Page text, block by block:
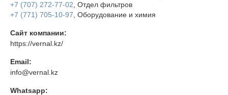
+7 (707) 272-77-02 , Отдел фильтров
+7 (771) 705-10-97 , Оборудование и химия
Сайт компании:
https://vernal.kz/
Email:
info@vernal.kz
Whatsapp: